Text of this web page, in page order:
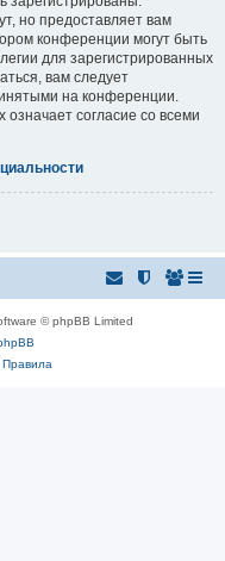
но предоставляет вам
конференции могут быть
для зарегистрированных
вам следует
на конференции.
согласие со всеми
© phpBB Limited
Правила